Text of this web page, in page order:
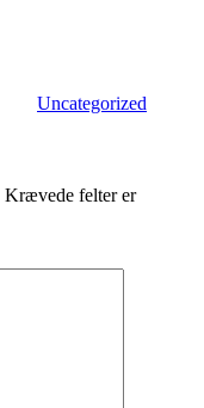
Uncategorized
Krævede felter er